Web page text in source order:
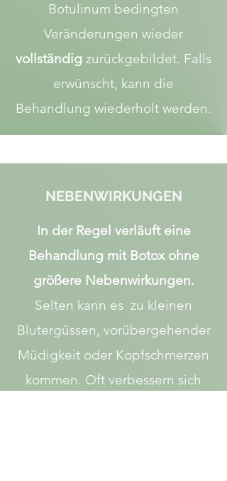
Botulinum bedingten
Veränderungen wieder
vollständig zurückgebildet. Falls
erwünscht, kann die
Behandlung wiederholt werden.
NEBENWIRKUNGEN
In der Regel verläuft eine
Behandlung mit Botox ohne
größere Nebenwirkungen.
Selten kann es zu kleinen
Blutergüssen, vorübergehender
Müdigkeit oder Kopfschmerzen
kommen. Oft verbessern sich